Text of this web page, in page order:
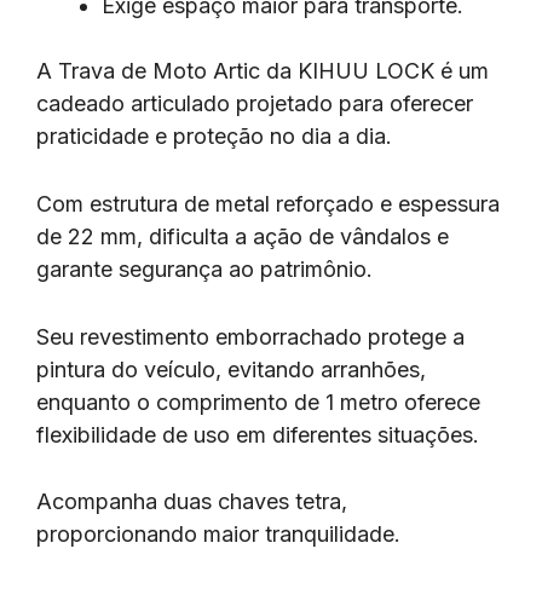
Exige espaço maior para transporte.
A Trava de Moto Artic da KIHUU LOCK é um
cadeado articulado projetado para oferecer
praticidade e proteção no dia a dia.
Com estrutura de metal reforçado e espessura
de 22 mm, dificulta a ação de vândalos e
garante segurança ao patrimônio.
Seu revestimento emborrachado protege a
pintura do veículo, evitando arranhões,
enquanto o comprimento de 1 metro oferece
flexibilidade de uso em diferentes situações.
Acompanha duas chaves tetra,
proporcionando maior tranquilidade.